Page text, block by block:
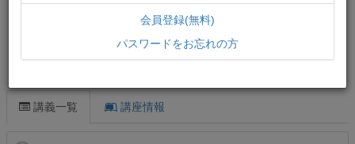
講義一覧 講座情報
会員登録(無料)
パスワードをお忘れの方